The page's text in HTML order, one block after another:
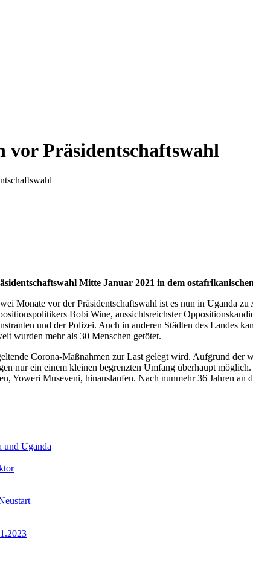
vor Präsidentschaftswahl
Mitte Januar 2021 in dem
Monate vor der Präsidentschaftswahl ist es nun in Uganda
Bobi Wine, aussichtsreichster
und der Polizei. Auch in anderen Städten des Landes
wurden mehr als 30 Menschen getötet.
Corona-Maßnahmen zur Last gelegt wird. Aufgrund der
nur ein einem kleinen begrenzten Umfang überhaupt
Yoweri Museveni, hinauslaufen. Nach nunmehr 36 Jahren
und Uganda